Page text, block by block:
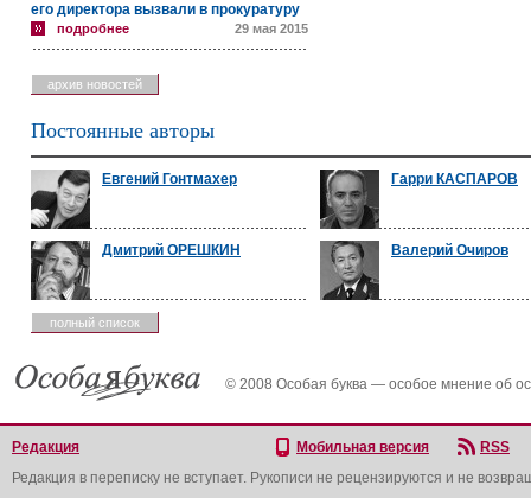
его директора вызвали в прокуратуру
подробнее 29 мая 2015
архив новостей
Постоянные авторы
Евгений Гонтмахер Гарри КАСПАРОВ
Дмитрий ОРЕШКИН Валерий Очиров
полный список
© 2008 Особая буква — особое мнение об
Редакция Мобильная версия
RSS
Редакция в переписку не вступает. Рукописи не рецензируются и не